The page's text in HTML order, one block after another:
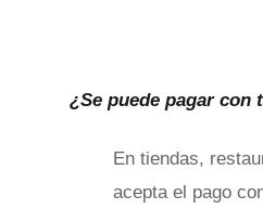
¿Se puede pagar con
En tiendas,
acepta el pago